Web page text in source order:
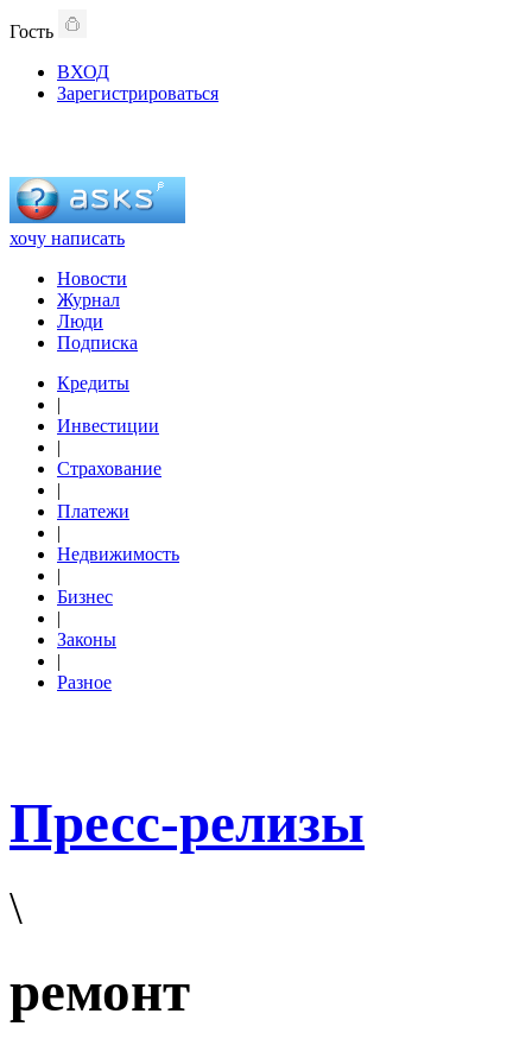
Гость
ВХОД
Зарегистрироваться
хочу написать
Новости
Журнал
Люди
Подписка
Кредиты
|
Инвестиции
|
Страхование
|
Платежи
|
Недвижимость
|
Бизнес
|
Законы
|
Разное
Пресс-релизы
\
ремонт